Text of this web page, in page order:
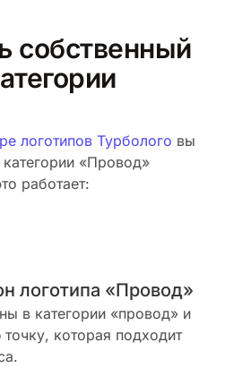
собственный
логотипов Турболого вы
категории «Провод»
работает:
логотипа «Провод»
в категории «провод» и
которая подходит